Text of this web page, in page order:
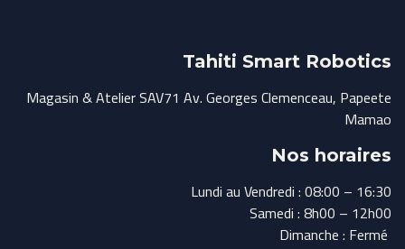
Tahiti Smart Robotics
Magasin & Atelier SAV71 Av. Georges Clemenceau, Papeete
Mamao
Nos horaires
Lundi au Vendredi : 08:00 – 16:30
Samedi : 8h00 – 12h00
Dimanche : Fermé